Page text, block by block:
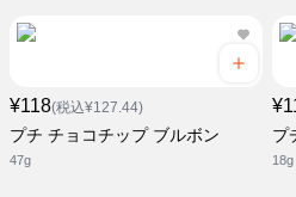
¥118(税込¥127.44)
プチ チョコチップ ブルボン
47g
プ
18g